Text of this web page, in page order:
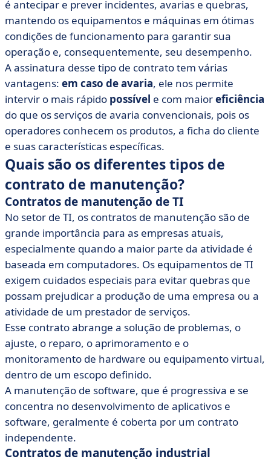
é antecipar e prever incidentes, avarias e quebras,
mantendo os equipamentos e máquinas em ótimas
condições de funcionamento para garantir sua
operação e, consequentemente, seu desempenho.
A assinatura desse tipo de contrato tem várias
vantagens: em caso de avaria, ele nos permite
intervir o mais rápido possível e com maioreficiência
do que os serviços de avaria convencionais, pois os
operadores conhecem os produtos, a ficha do cliente
e suas características específicas.
Quais são os diferentes tipos de
contrato de manutenção?
Contratos de manutenção de TI
No setor de TI, os contratos de manutenção são de
grande importância para as empresas atuais,
especialmente quando a maior parte da atividade é
baseada em computadores. Os equipamentos de TI
exigem cuidados especiais para evitar quebras que
possam prejudicar a produção de uma empresa ou a
atividade de um prestador de serviços.
Esse contrato abrange a solução de problemas, o
ajuste, o reparo, o aprimoramento e o
monitoramento de hardware ou equipamento virtual,
dentro de um escopo definido.
A manutenção de software, que é progressiva e se
concentra no desenvolvimento de aplicativos e
software, geralmente é coberta por um contrato
independente.
Contratos de manutenção industrial